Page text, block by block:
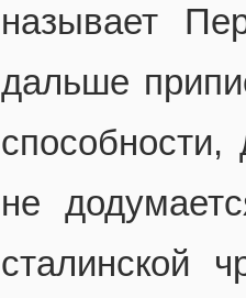
называет
дальше
не
сталинской